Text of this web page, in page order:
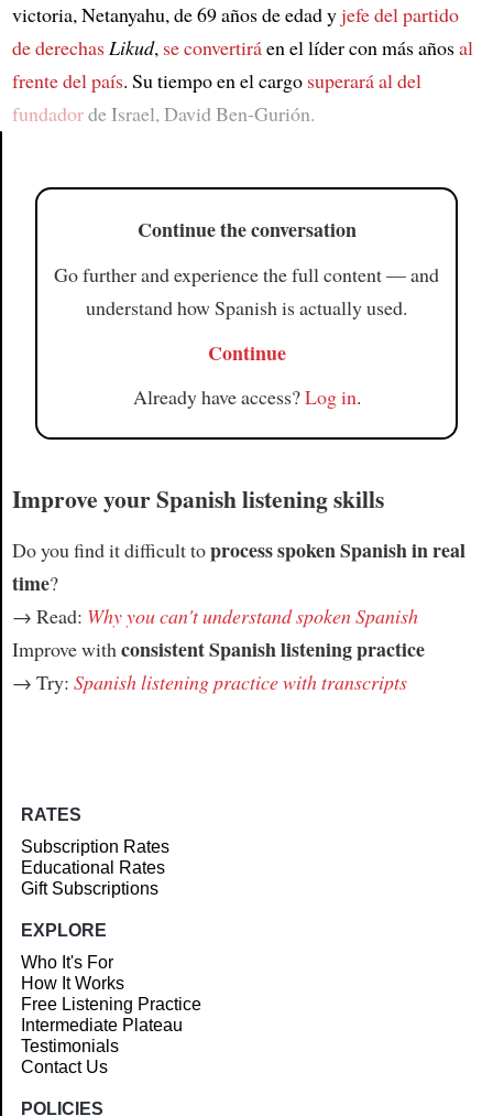
Article
victoria, Netanyahu, de 69 años de edad yjefe del partido
de derechasLikud, se convertiráen el líder con más añosal
frente del país. Su tiempo en el cargo superará al del
fundadorde Israel, David Ben-Gurión.
Continue the conversation
Go further and experience the full content — and
understand how Spanish is actually used.
Continue
Already have access?Log in.
Improve your Spanish listening skills
Do you find it difficult toprocess spoken Spanish in real
time?
→ Read: Why you can't understand spoken Spanish
Improve with consistent Spanish listening practice
→ Try: Spanish listening practice with transcripts
RATES
Subscription Rates
Educational Rates
Gift Subscriptions
EXPLORE
Who It's For
How It Works
Free Listening Practice
Intermediate Plateau
Testimonials
Contact Us
POLICIES